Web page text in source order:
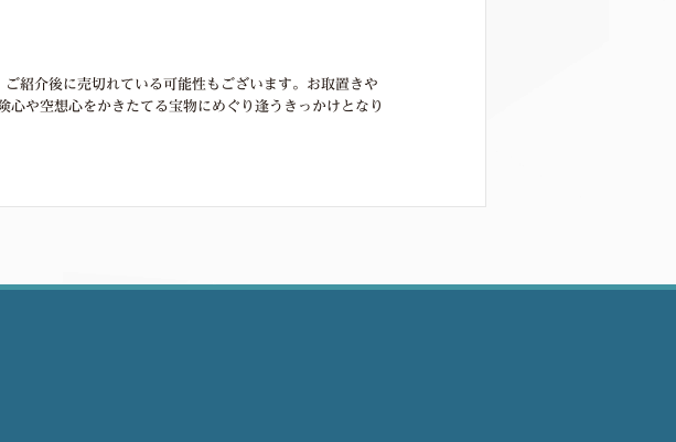
紹介後に売切れている可能性もございます。お取置きや
や空想心をかきたてる宝物にめぐり逢うきっかけとなり